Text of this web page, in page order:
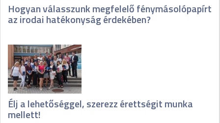
Hogyan válasszunk megfelelő fénymásolópapírt
az irodai hatékonyság érdekében?
Élj a lehetőséggel, szerezz érettségit munka
mellett!